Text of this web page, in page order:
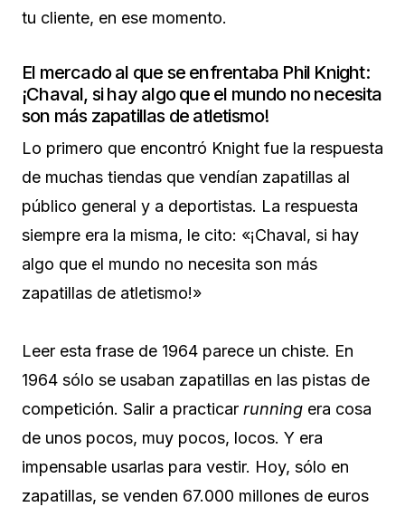
tu cliente, en ese momento.
El mercado al que se enfrentaba Phil Knight:
¡Chaval, si hay algo que el mundo no necesita
son más zapatillas de atletismo!
Lo primero que encontró Knight fue la respuesta
de muchas tiendas que vendían zapatillas al
público general y a deportistas. La respuesta
siempre era la misma, le cito: «¡Chaval, si hay
algo que el mundo no necesita son más
zapatillas de atletismo!»
Leer esta frase de 1964 parece un chiste. En
1964 sólo se usaban zapatillas en las pistas de
competición. Salir a practicar running era cosa
de unos pocos, muy pocos, locos. Y era
impensable usarlas para vestir. Hoy, sólo en
zapatillas, se venden 67.000 millones de euros